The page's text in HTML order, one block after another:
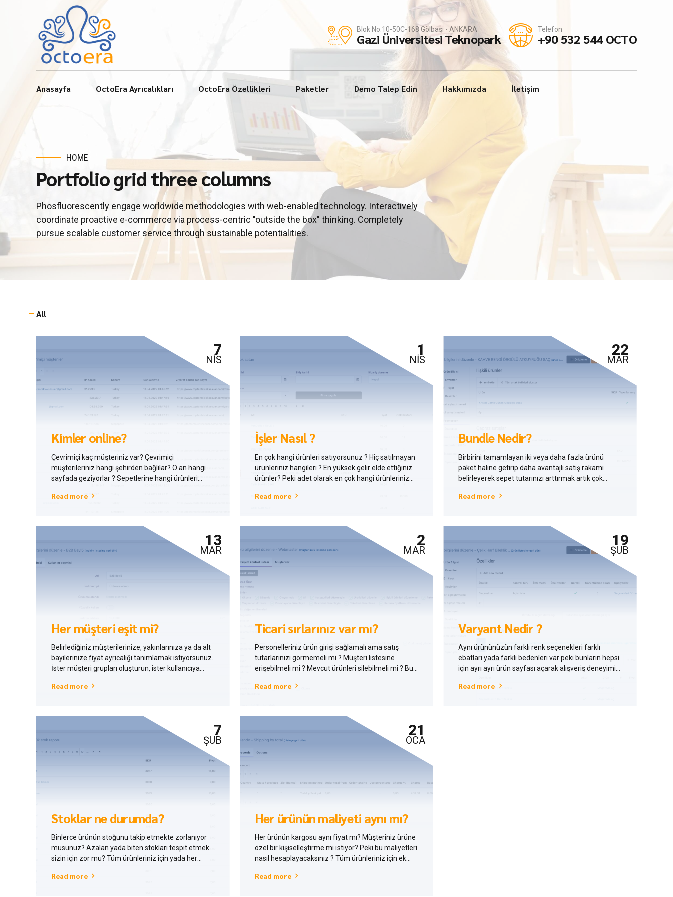
Blok No:10-50C-168 Gölbaşı - ANKARA
Gazi Üniversitesi Teknopark
Telefon
+90 532 544 OCTO
Anasayfa OctoEra Ayrıcalıkları OctoEra Özellikleri Paketler Demo Talep Edin Hakkımızda İletişim
HOME
Portfolio grid three columns
Phosfluorescently engage worldwide methodologies with web-enabled technology. Interactively
coordinate proactive e-commerce via process-centric "outside the box" thinking. Completely
pursue scalable customer service through sustainable potentialities.
All
7
NIS
Kimler online?
Çevrimiçi kaç müşteriniz var? Çevrimiçi
müşterileriniz hangi şehirden bağlılar? O an hangi
sayfada geziyorlar ? Sepetlerine hangi ürünleri
Read more
1
NIS
İşler Nasıl ?
En çok hangi ürünleri satıyorsunuz ? Hiç satılmayan
ürünleriniz hangileri ? En yüksek gelir elde ettiğiniz
ürünler? Peki adet olarak en çok hangi ürünleriniz
biliyorsunuz.
Read more
22
MAR
Bundle Nedir?
Birbirini tamamlayan iki veya daha fazla ürünü
paket haline getirip daha avantajlı satış rakamı
belirleyerek sepet tutarınızı arttırmak artık çok
üzere ürün sayfasında gezerken yanında
Read more
13
MAR
Her müşteri eşit mi?
Belirlediğiniz müşterilerinize, yakınlarınıza ya da alt
bayilerinize fiyat ayrıcalığı tanımlamak istiyorsunuz.
İster müşteri grupları oluşturun, ister kullanıcıya
kolay şekilde yapabilirsiniz.
Read more
2
MAR
Ticari sırlarınız var mı?
Personelleriniz ürün girişi sağlamalı ama satış
tutarlarınızı görmemeli mi ? Müşteri listesine
erişebilmeli mi ? Mevcut ürünleri silebilmeli mi ? Bu
kullanıcı yetkilerinde kendiniz belirlersiniz, bu
Read more
19
ŞUB
Varyant Nedir ?
Aynı ürününüzün farklı renk seçenekleri farklı
ebatları yada farklı bedenleri var peki bunların hepsi
için ayrı ayrı ürün sayfası açarak alışveriş deneyimini
kendi fotoğraf ve açıklamaları ile sergileyerek basit
Read more
7
ŞUB
Stoklar ne durumda?
Binlerce ürünün stoğunu takip etmekte zorlanıyor
musunuz? Azalan yada biten stokları tespit etmek
sizin için zor mu? Tüm ürünleriniz için yada her
o miktarın altına düştüğünde alacağınız bir
Read more
21
OCA
Her ürünün maliyeti aynı mı?
Her ürünün kargosu aynı fiyat mı? Müşteriniz ürüne
özel bir kişiselleştirme mi istiyor? Peki bu maliyetleri
nasıl hesaplayacaksınız ? Tüm ürünleriniz için ek
bunu seçenek olarak sunabilirsiniz.
Read more